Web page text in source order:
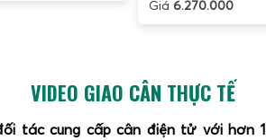
Giá6.270.000
VIDEO GIAO CÂN THỰC TẾ
tác cung cấp cân điện tử với hơn